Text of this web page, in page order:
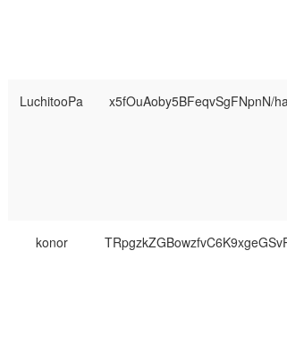
LuchitooPa x5fOuAoby5BFeqvSgFNpnN/
konor